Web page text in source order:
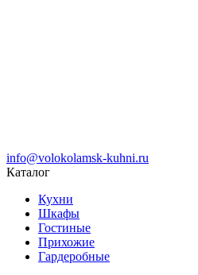
info@volokolamsk-kuhni.ru
Каталог
Кухни
Шкафы
Гостиные
Прихожие
Гардеробные